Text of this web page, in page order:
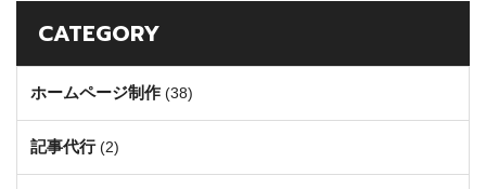
CATEGORY
ホームページ制作 (38)
記事代行(2)